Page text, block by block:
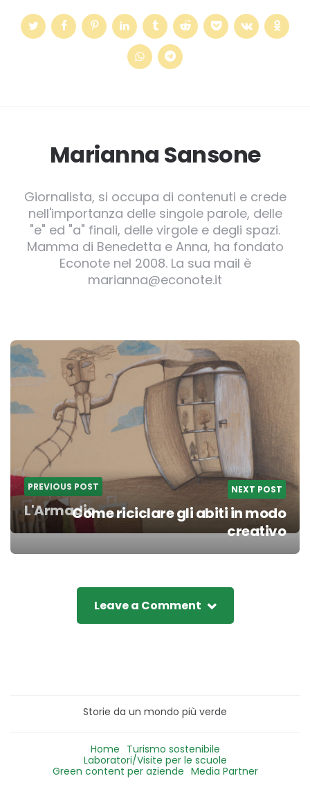
Marianna Sansone
Giornalista, si occupa di contenuti e crede
nell'importanza delle singole parole, delle
"e" ed "a" finali, delle virgole e degli spazi.
Mamma di Benedetta e Anna, ha fondato
Econote nel 2008. La sua mail è
marianna@econote.it
Post
navigation
PREVIOUS POST
L'Armadio
NEXT POST
Come riciclare gli abiti in modo
creativo
Leave a Comment
Storie da un mondo più verde
Home Turismo sostenibile
Laboratori/Visite per le scuole
Green content per aziende Media Partner